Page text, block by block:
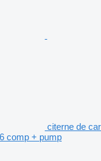
citerne de
comp + pump